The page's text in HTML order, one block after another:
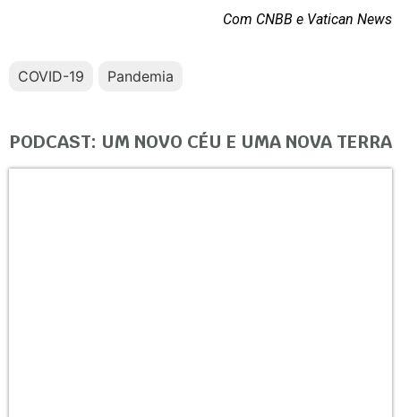
Com CNBB e Vatican News
COVID-19 Pandemia
PODCAST: UM NOVO CÉU E UMA NOVA TERRA